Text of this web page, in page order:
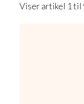
Viser artikel 1 til